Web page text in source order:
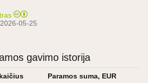
2026-05-25
gavimo istorija
Paramos suma, EUR